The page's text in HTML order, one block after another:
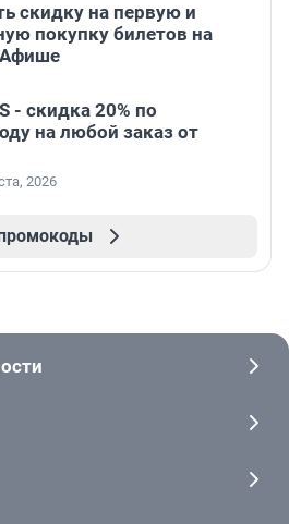
скидку на первую и
покупку билетов на
- скидка 20% по
на любой заказ от
2026